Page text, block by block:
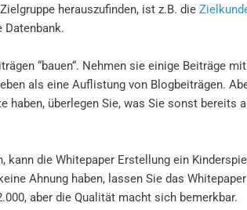
herauszufinden, ist z.B. die
Datenbank.
“bauen“. Nehmen sie einige Beiträge
als eine Auflistung von Blogbeiträgen.
haben, überlegen Sie, was Sie sonst
die Whitepaper Erstellung ein
Ahnung haben, lassen Sie das
aber die Qualität macht sich bemerkbar.